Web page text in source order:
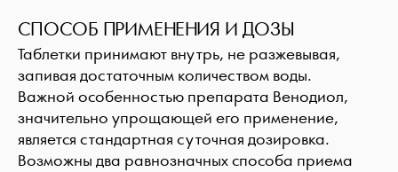
СПОСОБ ПРИМЕНЕНИЯ И ДОЗЫ
Таблетки принимают внутрь, не разжевывая,
запивая достаточным количеством воды.
Важной особенностью препарата Венодиол,
значительно упрощающей его применение,
является стандартная суточная дозировка.
Возможны два равнозначных способа приема